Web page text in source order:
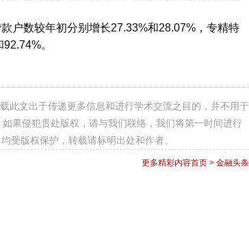
数较年初分别增长27.33%和28.07%，专精特
。
此文出于传递更多信息和进行学术交流之目的，并不用于
果侵犯贵处版权，请与我们联络，我们将第一时间进行
受版权保护，转载请标明出处和作者。
更多精彩内容首页 > 金融头条